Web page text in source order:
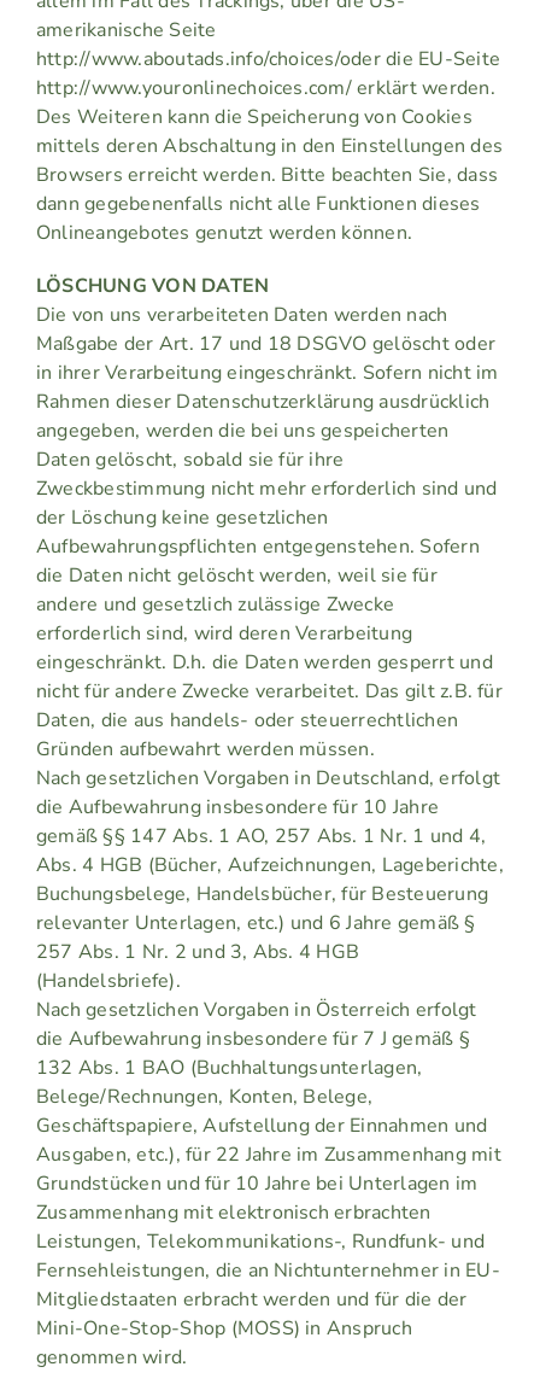
amerikanische Seite
http://www.aboutads.info/choices/oder die EU-Seite
http://www.youronlinechoices.com/ erklärt werden.
Des Weiteren kann die Speicherung von Cookies
mittels deren Abschaltung in den Einstellungen des
Browsers erreicht werden. Bitte beachten Sie, dass
dann gegebenenfalls nicht alle Funktionen dieses
Onlineangebotes genutzt werden können.
LÖSCHUNG VON DATEN
Die von uns verarbeiteten Daten werden nach
Maßgabe der Art. 17 und 18 DSGVO gelöscht oder
in ihrer Verarbeitung eingeschränkt. Sofern nicht im
Rahmen dieser Datenschutzerklärung ausdrücklich
angegeben, werden die bei uns gespeicherten
Daten gelöscht, sobald sie für ihre
Zweckbestimmung nicht mehr erforderlich sind und
der Löschung keine gesetzlichen
Aufbewahrungspflichten entgegenstehen. Sofern
die Daten nicht gelöscht werden, weil sie für
andere und gesetzlich zulässige Zwecke
erforderlich sind, wird deren Verarbeitung
eingeschränkt. D.h. die Daten werden gesperrt und
nicht für andere Zwecke verarbeitet. Das gilt z.B. für
Daten, die aus handels- oder steuerrechtlichen
Gründen aufbewahrt werden müssen.
Nach gesetzlichen Vorgaben in Deutschland, erfolgt
die Aufbewahrung insbesondere für 10 Jahre
gemäß §§ 147 Abs. 1 AO, 257 Abs. 1 Nr. 1 und 4,
Abs. 4 HGB (Bücher, Aufzeichnungen, Lageberichte,
Buchungsbelege, Handelsbücher, für Besteuerung
relevanter Unterlagen, etc.) und 6 Jahre gemäß §
257 Abs. 1 Nr. 2 und 3, Abs. 4 HGB
(Handelsbriefe).
Nach gesetzlichen Vorgaben in Österreich erfolgt
die Aufbewahrung insbesondere für 7 J gemäß §
132 Abs. 1 BAO (Buchhaltungsunterlagen,
Belege/Rechnungen, Konten, Belege,
Geschäftspapiere, Aufstellung der Einnahmen und
Ausgaben, etc.), für 22 Jahre im Zusammenhang mit
Grundstücken und für 10 Jahre bei Unterlagen im
Zusammenhang mit elektronisch erbrachten
Leistungen, Telekommunikations-, Rundfunk- und
Fernsehleistungen, die an Nichtunternehmer in EU-
Mitgliedstaaten erbracht werden und für die der
Mini-One-Stop-Shop (MOSS) in Anspruch
genommen wird.